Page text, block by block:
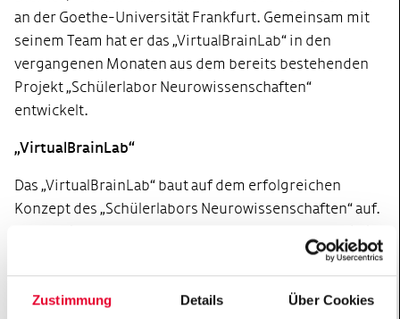
Zustimmung Details Über Cookies
an der Goethe-Universität Frankfurt. Gemeinsam mit
seinem Team hat er das „VirtualBrainLab“ in den
vergangenen Monaten aus dem bereits bestehenden
Projekt „Schülerlabor Neurowissenschaften“
entwickelt.
„VirtualBrainLab“
Das „VirtualBrainLab“ baut auf dem erfolgreichen
Konzept des „Schülerlabors Neurowissenschaften“ auf.
und für die Digitalisierung angepasst. Damit werden
innovative Anwendungen wie die Neurosimulation
oder das virtuelle Mikroskop nachhaltiger einer großen